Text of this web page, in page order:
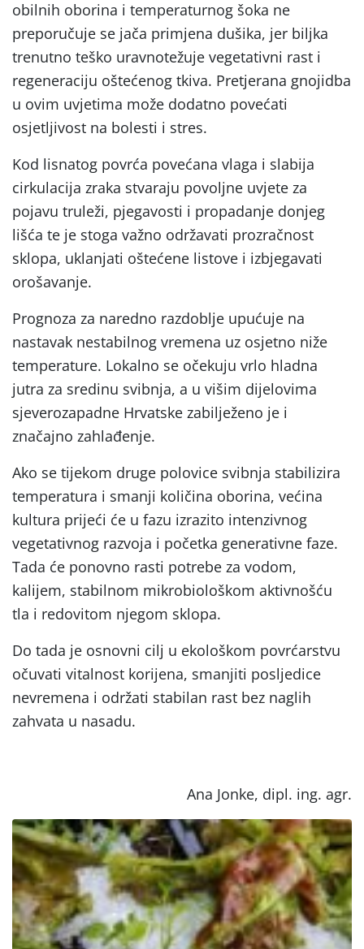
obilnih oborina i temperaturnog šoka ne
preporučuje se jača primjena dušika, jer biljka
trenutno teško uravnotežuje vegetativni rast i
regeneraciju oštećenog tkiva. Pretjerana gnojidba
u ovim uvjetima može dodatno povećati
osjetljivost na bolesti i stres.
Kod lisnatog povrća povećana vlaga i slabija
cirkulacija zraka stvaraju povoljne uvjete za
pojavu truleži, pjegavosti i propadanje donjeg
lišća te je stoga važno održavati prozračnost
sklopa, uklanjati oštećene listove i izbjegavati
orošavanje.
Prognoza za naredno razdoblje upućuje na
nastavak nestabilnog vremena uz osjetno niže
temperature. Lokalno se očekuju vrlo hladna
jutra za sredinu svibnja, a u višim dijelovima
sjeverozapadne Hrvatske zabilježeno je i
značajno zahlađenje.
Ako se tijekom druge polovice svibnja stabilizira
temperatura i smanji količina oborina, većina
kultura prijeći će u fazu izrazito intenzivnog
vegetativnog razvoja i početka generativne faze.
Tada će ponovno rasti potrebe za vodom,
kalijem, stabilnom mikrobiološkom aktivnošću
tla i redovitom njegom sklopa.
Do tada je osnovni cilj u ekološkom povrćarstvu
očuvati vitalnost korijena, smanjiti posljedice
nevremena i održati stabilan rast bez naglih
zahvata u nasadu.
Ana Jonke, dipl. ing. agr.